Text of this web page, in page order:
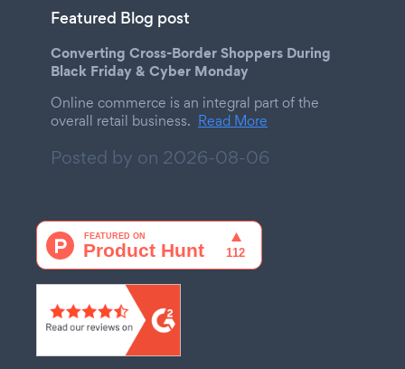
Featured Blog post
Converting Cross-Border Shoppers During
Black Friday & Cyber Monday
Online commerce is an integral part of the
overall retail business. Read More
Posted by on 2026-08-06